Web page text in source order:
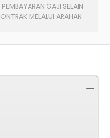
GAJI SELAIN
MELALUI ARAHAN